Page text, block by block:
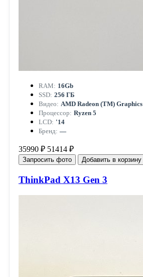
RAM: 16Gb
SSD: 256 ГБ
Видео: AMD Radeon (TM) Graphics
Процессор: Ryzen 5
LCD: '14
Бренд: —
35990 ₽ 51414 ₽
Запросить фото Добавить в корзину
ThinkPad X13 Gen 3